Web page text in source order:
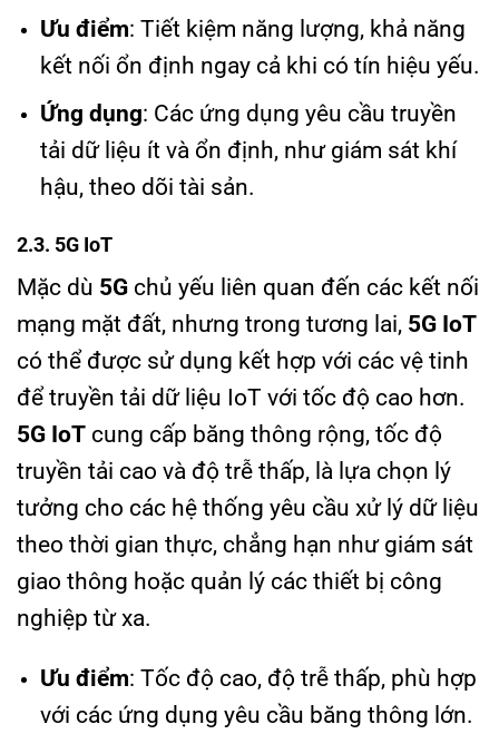
Ưu điểm: Tiết kiệm năng lượng, khả năng
kết nối ổn định ngay cả khi có tín hiệu yếu.
Ứng dụng: Các ứng dụng yêu cầu truyền
tải dữ liệu ít và ổn định, như giám sát khí
hậu, theo dõi tài sản.
2.3. 5G IoT
Mặc dù 5G chủ yếu liên quan đến các kết nối
mạng mặt đất, nhưng trong tương lai, 5G IoT
có thể được sử dụng kết hợp với các vệ tinh
để truyền tải dữ liệu IoT với tốc độ cao hơn.
5G IoT cung cấp băng thông rộng, tốc độ
truyền tải cao và độ trễ thấp, là lựa chọn lý
tưởng cho các hệ thống yêu cầu xử lý dữ liệu
theo thời gian thực, chẳng hạn như giám sát
giao thông hoặc quản lý các thiết bị công
nghiệp từ xa.
Ưu điểm: Tốc độ cao, độ trễ thấp, phù hợp
với các ứng dụng yêu cầu băng thông lớn.